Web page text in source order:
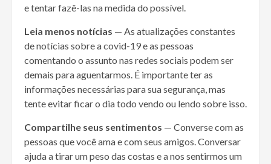
e tentar fazê-las na medida do possível.
Leia menos notícias — As atualizações constantes
de notícias sobre a covid-19 e as pessoas
comentando o assunto nas redes sociais podem ser
demais para aguentarmos. É importante ter as
informações necessárias para sua segurança, mas
tente evitar ficar o dia todo vendo ou lendo sobre isso.
Compartilhe seus sentimentos — Converse com as
pessoas que você ama e com seus amigos. Conversar
ajuda a tirar um peso das costas e a nos sentirmos um